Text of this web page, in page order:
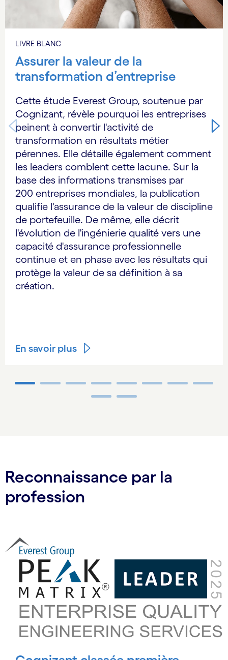
LIVRE BLANC
Assurer la valeur de la
transformation d’entreprise
Cette étude Everest Group, soutenue par
Cognizant, révèle pourquoi les entreprises
peinent à convertir l'activité de
transformation en résultats métier
pérennes. Elle détaille également comment
les leaders comblent cette lacune. Sur la
base des informations transmises par
200 entreprises mondiales, la publication
qualifie l'assurance de la valeur de discipline
de portefeuille. De même, elle décrit
l'évolution de l'ingénierie qualité vers une
capacité d'assurance professionnelle
continue et en phase avec les résultats qui
protège la valeur de sa définition à sa
création.
En savoir plus
Reconnaissance par la
profession